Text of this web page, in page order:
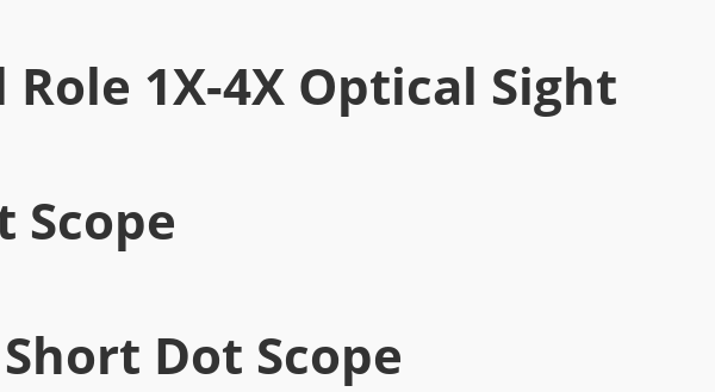
1X-4X Optical Sight
Scope
Dot Scope